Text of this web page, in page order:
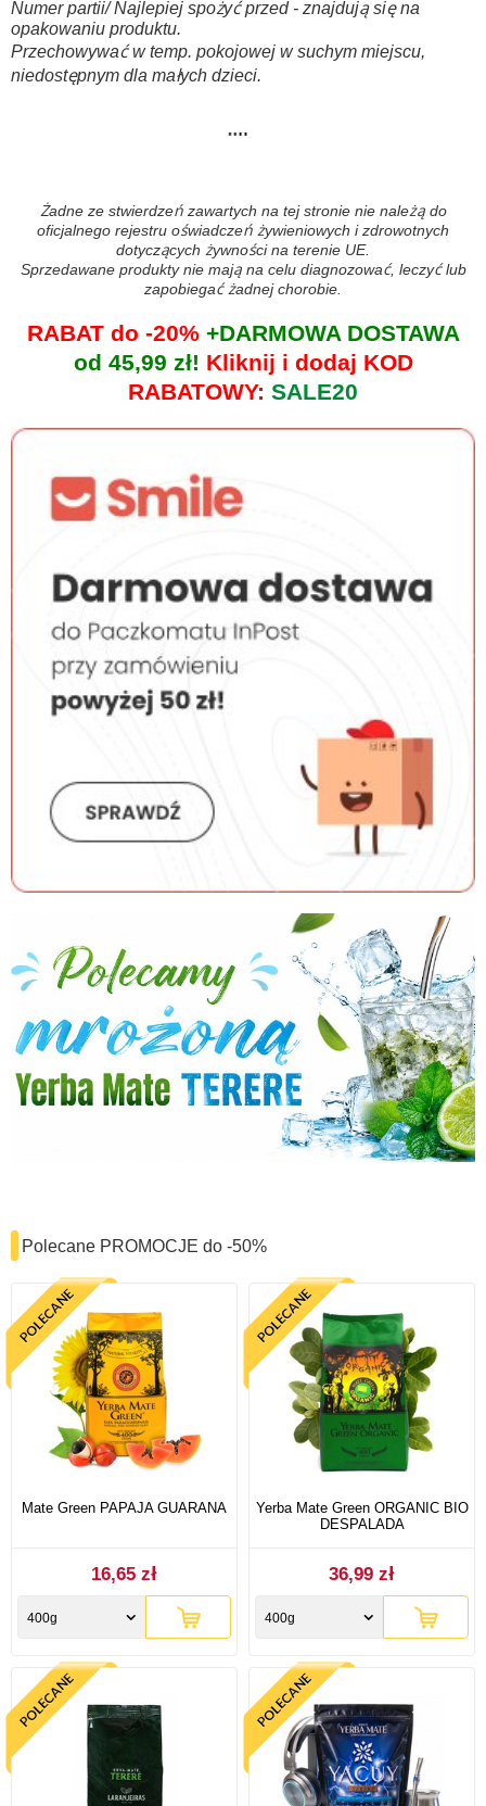
Numer partii/ Najlepiej spożyć przed - znajdują się na
opakowaniu produktu.
Przechowywać w temp. pokojowej w suchym miejscu,
niedostępnym dla małych dzieci.
Żadne ze stwierdzeń zawartych na tej stronie nie należą do
oficjalnego rejestru oświadczeń żywieniowych i zdrowotnych
dotyczących żywności na terenie UE.
Sprzedawane produkty nie mają na celu diagnozować, leczyć lub
zapobiegać żadnej chorobie.
RABAT do -20%+DARMOWA DOSTAWA
od 45,99 zł! Kliknij i dodaj KOD
RABATOWY: SALE20
Polecane PROMOCJE do -50%
Mate Green PAPAJA GUARANA
16,65 zł
400g
Yerba Mate Green ORGANIC BIO
DESPALADA
36,99 zł
400g